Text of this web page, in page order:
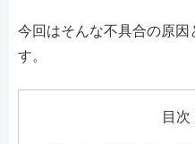
今回はそんな不具合の原因
す。
目次